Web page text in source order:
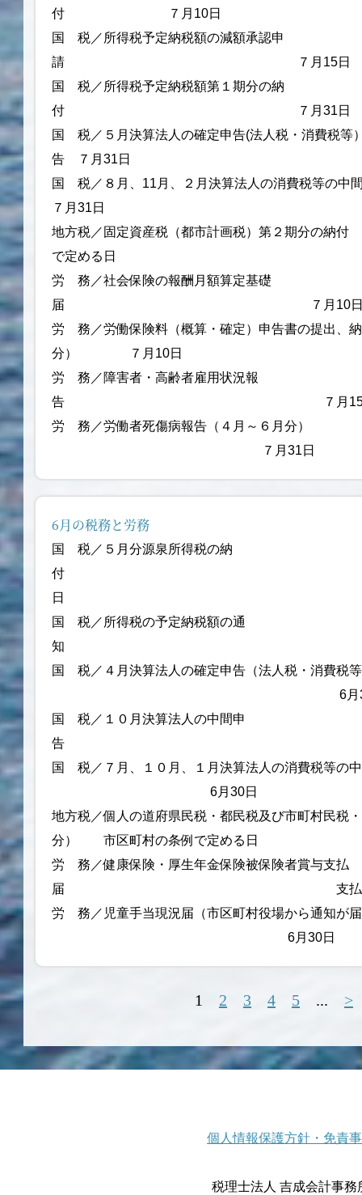
付 ７月10日
国 税／所得税予定納税額の減額承認申
請 ７月15日
国 税／所得税予定納税額第１期分の納
付 ７月31日
国 税／５月決算法人の確定申告(法人税・消費税等
告 ７月31日
国 税／８月、11月、２月決算法人の消費税等
７月31日
地方税／固定資産税（都市計画税）第２期
で定める日
労 務／社会保険の報酬月額算定基礎
届 ７月10
労 務／労働保険料（概算・確定）申告書の提出、
分） ７月10日
労 務／障害者・高齢者雇用状況報
告 ７月15
労 務／労働者死傷病報告（４月～６月分）
７月31日
6月の税務と労務
国 税／５月分源泉所得税の納
付 6
日
国 税／所得税の予定納税額の通
知 6月
国 税／４月決算法人の確定申告（法人税・消費税
6月30
国 税／１０月決算法人の中間申
告 6月
国 税／７月、１０月、１月決算法人の消費税等の
6月30日
地方税／個人の道府県民税・都民税及び市町村民税
分） 市区町村の条例で定める日
労 務／健康保険・厚生年金保険被保険者賞与支払
届 支払後5日
労 務／児童手当現況届（市区町村役場から通知が
6月30日
1 2 3 4 5 ... >
個人情報保護方針・免責
税理士法人 吉成会計事務